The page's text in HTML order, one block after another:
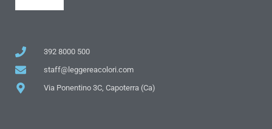
392 8000 500
staff@leggereacolori.com
Via Ponentino 3C, Capoterra (Ca)